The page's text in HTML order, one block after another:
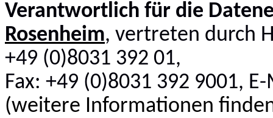
Verantwortlich für die
Rosenheim, vertreten durch
+49 (0)8031 392 01,
Fax: +49 (0)8031 392 9001,
(weitere Informationen